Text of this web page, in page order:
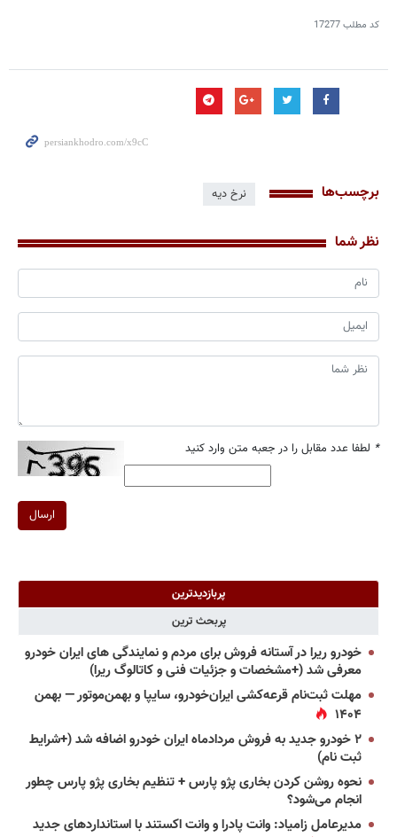
کد مطلب17277
برچسب‌ها نرخ دیه
نظر شما
* لطفا عدد مقابل را در جعبه متن وارد کنید
ارسال
پربازدیدترین
پربحث ترین
خودرو ریرا در آستانه فروش برای مردم و نمایندگی های ایران خودرو
معرفی شد (+مشخصات و جزئیات فنی و کاتالوگ ریرا)
مهلت ثبت‌نام قرعه‌کشی ایران‌خودرو، سایپا و بهمن‌موتور — بهمن
۱۴۰۴
۲ خودرو جدید به فروش مردادماه ایران خودرو اضافه شد (+شرایط
ثبت نام)
نحوه روشن کردن بخاری پژو پارس + تنظیم بخاری پژو پارس چطور
انجام می‌شود؟
مدیرعامل زامیاد: وانت پادرا و وانت اکستند با استانداردهای جدید